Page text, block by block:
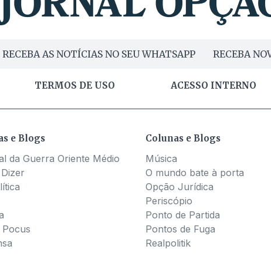
RECEBA AS NOTÍCIAS NO SEU WHATSAPP RECEBA
TERMOS DE USO ACESSO INTERNO
e Blogs
da Guerra Oriente Médio
Colunas e Blogs
Música
O mundo bate à porta
Opção Jurídica
Periscópio
Ponto de Partida
Pontos de Fuga
Realpolitik